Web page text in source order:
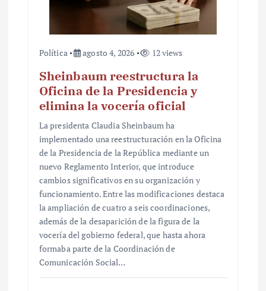
Política agosto 4, 2026 12 views
Sheinbaum reestructura la
Oficina de la Presidencia y
elimina la vocería oficial
La presidenta Claudia Sheinbaum ha
implementado una reestructuración en la Oficina
de la Presidencia de la República mediante un
nuevo Reglamento Interior, que introduce
cambios significativos en su organización y
funcionamiento. Entre las modificaciones destaca
la ampliación de cuatro a seis coordinaciones,
además de la desaparición de la figura de la
vocería del gobierno federal, que hasta ahora
formaba parte de la Coordinación de
Comunicación Social…